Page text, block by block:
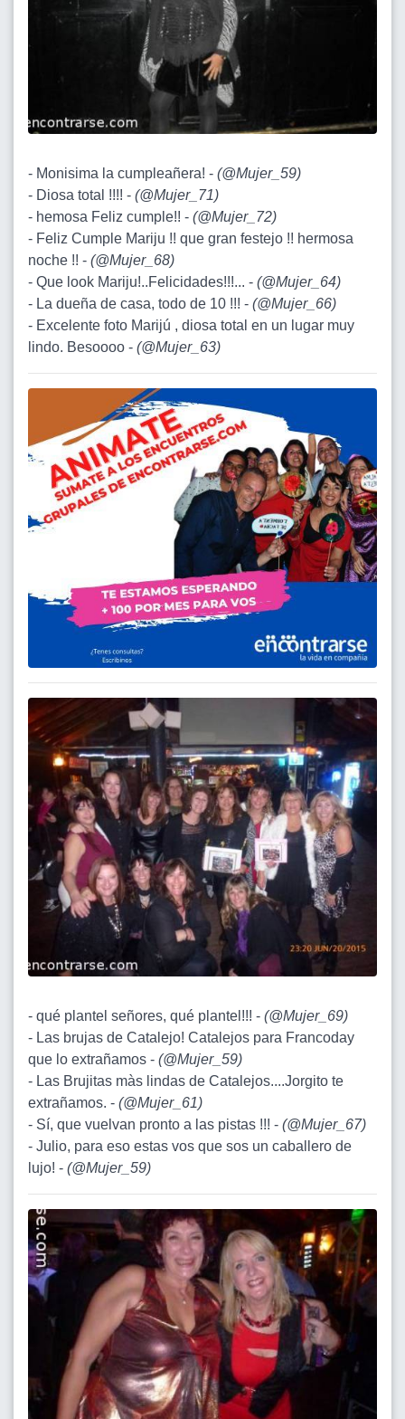
- Monisima la cumpleañera! - (@Mujer_59)
- Diosa total !!!! - (@Mujer_71)
- hemosa Feliz cumple!! - (@Mujer_72)
- Feliz Cumple Mariju !! que gran festejo !! hermosa
noche !! - (@Mujer_68)
- Que look Mariju!..Felicidades!!!... - (@Mujer_64)
- La dueña de casa, todo de 10 !!! - (@Mujer_66)
- Excelente foto Marijú , diosa total en un lugar muy
lindo. Besoooo - (@Mujer_63)
- qué plantel señores, qué plantel!!! - (@Mujer_69)
- Las brujas de Catalejo! Catalejos para Francoday
que lo extrañamos - (@Mujer_59)
- Las Brujitas màs lindas de Catalejos....Jorgito te
extrañamos. - (@Mujer_61)
- Sí, que vuelvan pronto a las pistas !!! - (@Mujer_67)
- Julio, para eso estas vos que sos un caballero de
lujo! - (@Mujer_59)